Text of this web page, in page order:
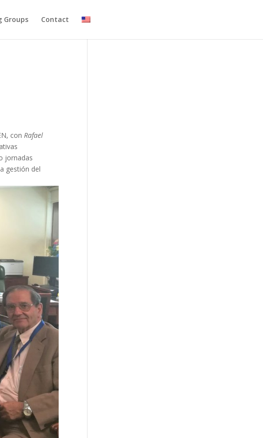
Groups Contact
conRafael
jornadas
gestión del